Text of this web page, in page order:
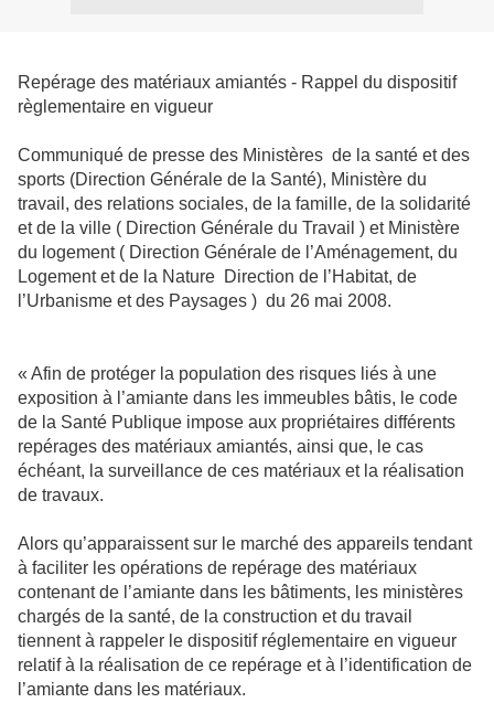
Repérage des matériaux amiantés - Rappel du dispositif
règlementaire en vigueur
Communiqué de presse des Ministères de la santé et des
sports (Direction Générale de la Santé), Ministère du
travail, des relations sociales, de la famille, de la solidarité
et de la ville ( Direction Générale du Travail ) et Ministère
du logement ( Direction Générale de l’Aménagement, du
Logement et de la Nature Direction de l’Habitat, de
l’Urbanisme et des Paysages ) du 26 mai 2008.
« Afin de protéger la population des risques liés à une
exposition à l’amiante dans les immeubles bâtis, le code
de la Santé Publique impose aux propriétaires différents
repérages des matériaux amiantés, ainsi que, le cas
échéant, la surveillance de ces matériaux et la réalisation
de travaux.
Alors qu’apparaissent sur le marché des appareils tendant
à faciliter les opérations de repérage des matériaux
contenant de l’amiante dans les bâtiments, les ministères
chargés de la santé, de la construction et du travail
tiennent à rappeler le dispositif réglementaire en vigueur
relatif à la réalisation de ce repérage et à l’identification de
l’amiante dans les matériaux.